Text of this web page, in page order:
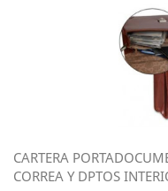
CARTERA
CORREA Y DPTOS